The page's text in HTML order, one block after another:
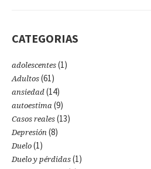
CATEGORIAS
adolescentes (1)
Adultos (61)
ansiedad (14)
autoestima (9)
Casos reales (13)
Depresión (8)
Duelo (1)
Duelo y pérdidas (1)